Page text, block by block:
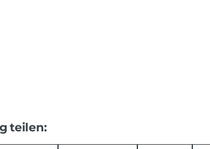
teilen: